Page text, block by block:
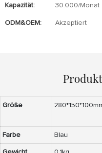
Kapazität: 30.000/Monat
ODM&OEM: Akzeptiert
Größe
Farbe Blau